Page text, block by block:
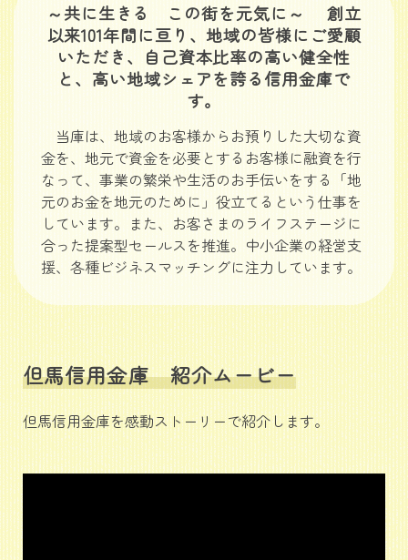
～共に生きる この街を元気に～ 創立
以来101年間に亘り、地域の皆様にご愛顧
いただき、自己資本比率の高い健全性
と、高い地域シェアを誇る信用金庫で
す。
当庫は、地域のお客様からお預りした大切な資
金を、地元で資金を必要とするお客様に融資を行
なって、事業の繁栄や生活のお手伝いをする「地
元のお金を地元のために」役立てるという仕事を
しています。また、お客さまのライフステージに
合った提案型セールスを推進。中小企業の経営支
援、各種ビジネスマッチングに注力しています。
但馬信用金庫 紹介ムービー
但馬信用金庫を感動ストーリーで紹介します。